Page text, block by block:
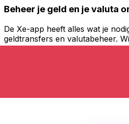
Beheer je geld en je valuta
De Xe-app heeft alles wat je
geldtransfers en valutabeheer.
koerswaarschuwingen in en